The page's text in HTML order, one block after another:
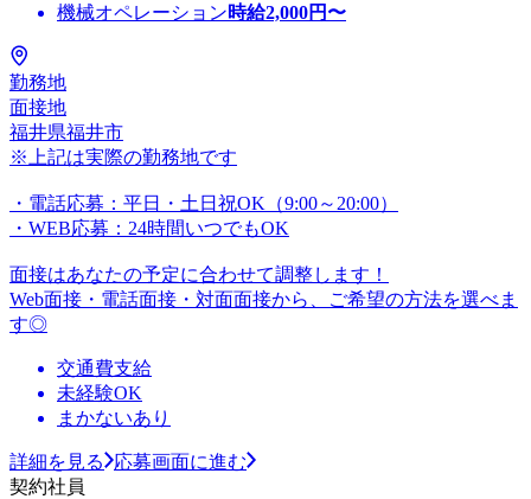
機械オペレーション時給2,000円〜
勤務地
面接地
福井県福井市
※上記は実際の勤務地です
・電話応募：平日・土日祝OK（9:00～20:00）
・WEB応募：24時間いつでもOK
面接はあなたの予定に合わせて調整します！
Web面接・電話面接・対面面接から、ご希望の方法を選べま
す◎
交通費支給
未経験OK
まかないあり
詳細を見る
応募画面に進む
契約社員